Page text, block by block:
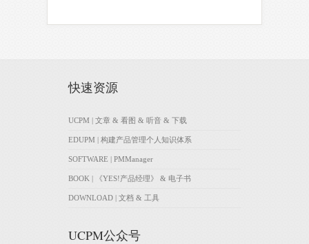
快速资源
UCPM | 文章 & 看图 & 听音 & 下载
EDUPM | 构建产品管理个人知识体系
SOFTWARE | PMManager
BOOK | 《YES!产品经理》 & 电子书
DOWNLOAD | 文档 & 工具
UCPM公众号